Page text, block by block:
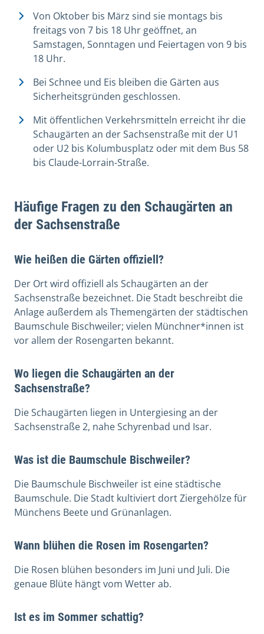
Von Oktober bis März sind sie montags bis
freitags von 7 bis 18 Uhr geöffnet, an
Samstagen, Sonntagen und Feiertagen von 9 bis
18 Uhr.
Bei Schnee und Eis bleiben die Gärten aus
Sicherheitsgründen geschlossen.
Mit öffentlichen Verkehrsmitteln erreicht ihr die
Schaugärten an der Sachsenstraße mit der U1
oder U2 bis Kolumbusplatz oder mit dem Bus 58
bis Claude-Lorrain-Straße.
Häufige Fragen zu den Schaugärten an
der Sachsenstraße
Wie heißen die Gärten offiziell?
Der Ort wird offiziell als Schaugärten an der
Sachsenstraße bezeichnet. Die Stadt beschreibt die
Anlage außerdem als Themengärten der städtischen
Baumschule Bischweiler; vielen Münchner*innen ist
vor allem der Rosengarten bekannt.
Wo liegen die Schaugärten an der
Sachsenstraße?
Die Schaugärten liegen in Untergiesing an der
Sachsenstraße 2, nahe Schyrenbad und Isar.
Was ist die Baumschule Bischweiler?
Die Baumschule Bischweiler ist eine städtische
Baumschule. Die Stadt kultiviert dort Ziergehölze für
Münchens Beete und Grünanlagen.
Wann blühen die Rosen im Rosengarten?
Die Rosen blühen besonders im Juni und Juli. Die
genaue Blüte hängt vom Wetter ab.
Ist es im Sommer schattig?